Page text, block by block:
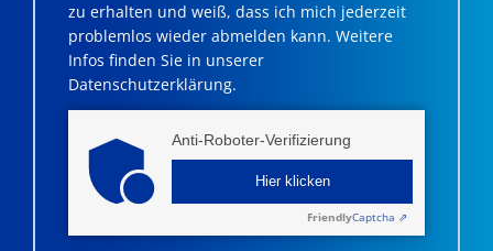
zu erhalten und weiß, dass ich mich jederzeit
problemlos wieder abmelden kann. Weitere
Infos finden Sie in unserer
Datenschutzerklärung.
Anti-Roboter-Verifizierung
Hier klicken
FriendlyCaptcha ⇗